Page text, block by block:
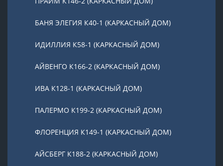
БАНЯ ЭЛЕГИЯ К40-1 (КАРКАСНЫЙ ДОМ)
ИДИЛЛИЯ К58-1 (КАРКАСНЫЙ ДОМ)
АЙВЕНГО К166-2 (КАРКАСНЫЙ ДОМ)
ИВА К128-1 (КАРКАСНЫЙ ДОМ)
ПАЛЕРМО К199-2 (КАРКАСНЫЙ ДОМ)
ФЛОРЕНЦИЯ К149-1 (КАРКАСНЫЙ ДОМ)
АЙСБЕРГ К188-2 (КАРКАСНЫЙ ДОМ)